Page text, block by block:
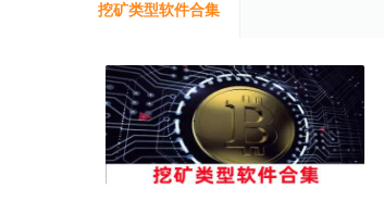
挖矿类型软件合集